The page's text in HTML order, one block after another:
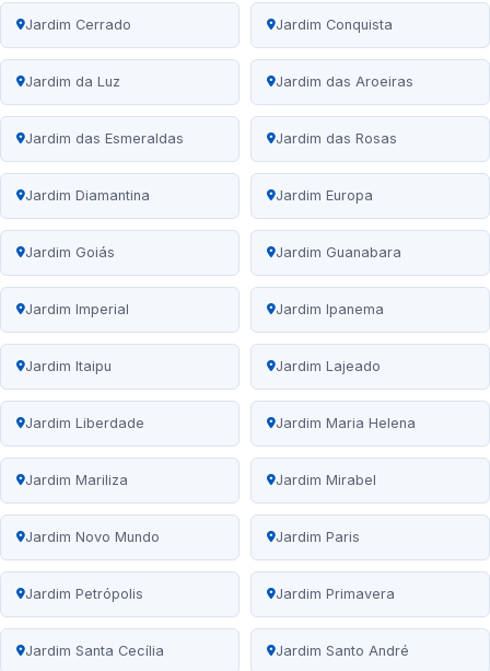
Jardim Cerrado Jardim Conquista
Jardim da Luz Jardim das Aroeiras
Jardim das Esmeraldas Jardim das Rosas
Jardim Diamantina Jardim Europa
Jardim Goiás Jardim Guanabara
Jardim Imperial Jardim Ipanema
Jardim Itaipu Jardim Lajeado
Jardim Liberdade Jardim Maria Helena
Jardim Mariliza Jardim Mirabel
Jardim Novo Mundo Jardim Paris
Jardim Petrópolis Jardim Primavera
Jardim Santa Cecília Jardim Santo André